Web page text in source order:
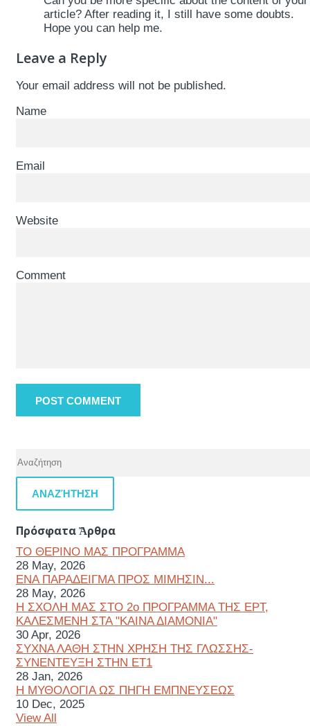
article? After reading it, I still have some doubts.
Hope you can help me.
Leave a Reply
Your email address will not be published.
Name
Email
Website
Comment
ΑΝΑΖΉΤΗΣΗ
Πρόσφατα Ἄρθρα
ΤΟ ΘΕΡΙΝΟ ΜΑΣ ΠΡΟΓΡΑΜΜΑ
28 May, 2026
ΕΝΑ ΠΑΡΑΔΕΙΓΜΑ ΠΡΟΣ ΜΙΜΗΣΙΝ...
28 May, 2026
Η ΣΧΟΛΗ ΜΑΣ ΣΤΟ 2ο ΠΡΟΓΡΑΜΜΑ ΤΗΣ ΕΡΤ,
ΚΑΛΕΣΜΕΝΗ ΣΤΑ "ΚΑΙΝΑ ΔΙΑΜΟΝΙΑ"
30 Apr, 2026
ΣΥΧΝΑ ΛΑΘΗ ΣΤΗΝ ΧΡΗΣΗ ΤΗΣ ΓΛΩΣΣΗΣ-
ΣΥΝΕΝΤΕΥΞΗ ΣΤΗΝ ΕΤ1
28 Jan, 2026
Η ΜΥΘΟΛΟΓΙΑ ΩΣ ΠΗΓΗ ΕΜΠΝΕΥΣΕΩΣ
10 Dec, 2025
View All